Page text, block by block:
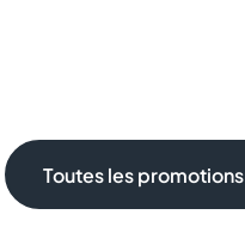
Toutes les promotions